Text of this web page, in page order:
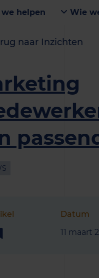
we helpen Wie
naar Inzichten
Datum
11 maart